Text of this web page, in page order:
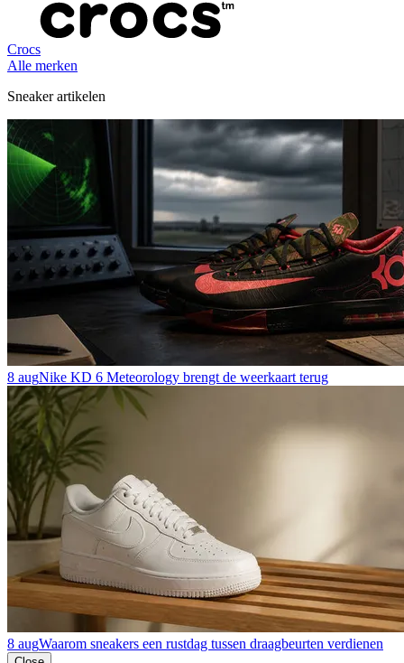
Crocs
Alle merken
Sneaker artikelen
8 augNike KD 6 Meteorology brengt de weerkaart terug
8 augWaarom sneakers een rustdag tussen draagbeurten verdienen